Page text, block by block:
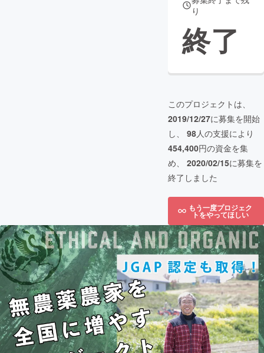
り
終了
このプロジェクトは、
2019/12/27に募集を開始
し、 98人の支援により
454,400円の資金を集
め、 2020/02/15に募集を
終了しました
もう一度プロジェク
トをやってほしい